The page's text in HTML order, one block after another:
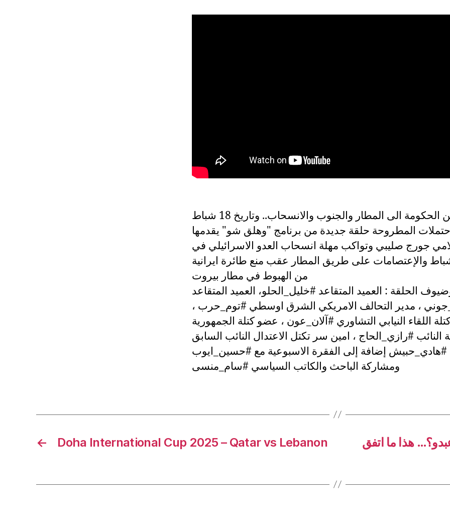
من الحكومة الى المطار والجنوب والانسحاب.. وتاريخ 18 شباط
المطروحة حلقة جديدة من برنامج "وهلق شو" يقدمها
جورج صليبي وتواكب مهلة انسحاب العدو الاسرائيلي في
شباط والإعتصامات على طريق المطار عقب منع طائرة ايرانية
من الهبوط في مطار بيروت
الحلقة : العميد المتقاعد #خليل_الحلو، العميد المتقاعد
، مدير التحالف الامريكي الشرق اوسطي #توم_حرب ،
اللقاء النيابي التشاوري #آلان_عون ، عضو كتلة الجمهورية
النائب #رازي_الحاج ، امين سر تكتل الاعتدال النائب السابق
#هادي_حبيش إضافة إلى الفقرة الاسبوعية مع #حسين_ايوب
ومشاركة الباحث والكاتب السياسي #سام_منسى
← Doha International Cup 2025 – Qatar vs Lebanon
هذا ما اتفق